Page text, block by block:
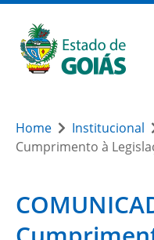
Home Institucional
Cumprimento à